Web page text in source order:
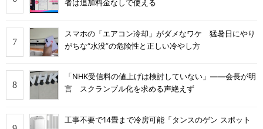
者は追加料金なしで使える
スマホの「エアコン冷却」がダメなワケ 猛暑日にやり
がちな“水没”の危険性と正しい冷やし方
「NHK受信料の値上げは検討していない」――会長が明
言 スクランブル化を求める声絶えず
工事不要で14畳まで冷房可能「タンスのゲン スポット